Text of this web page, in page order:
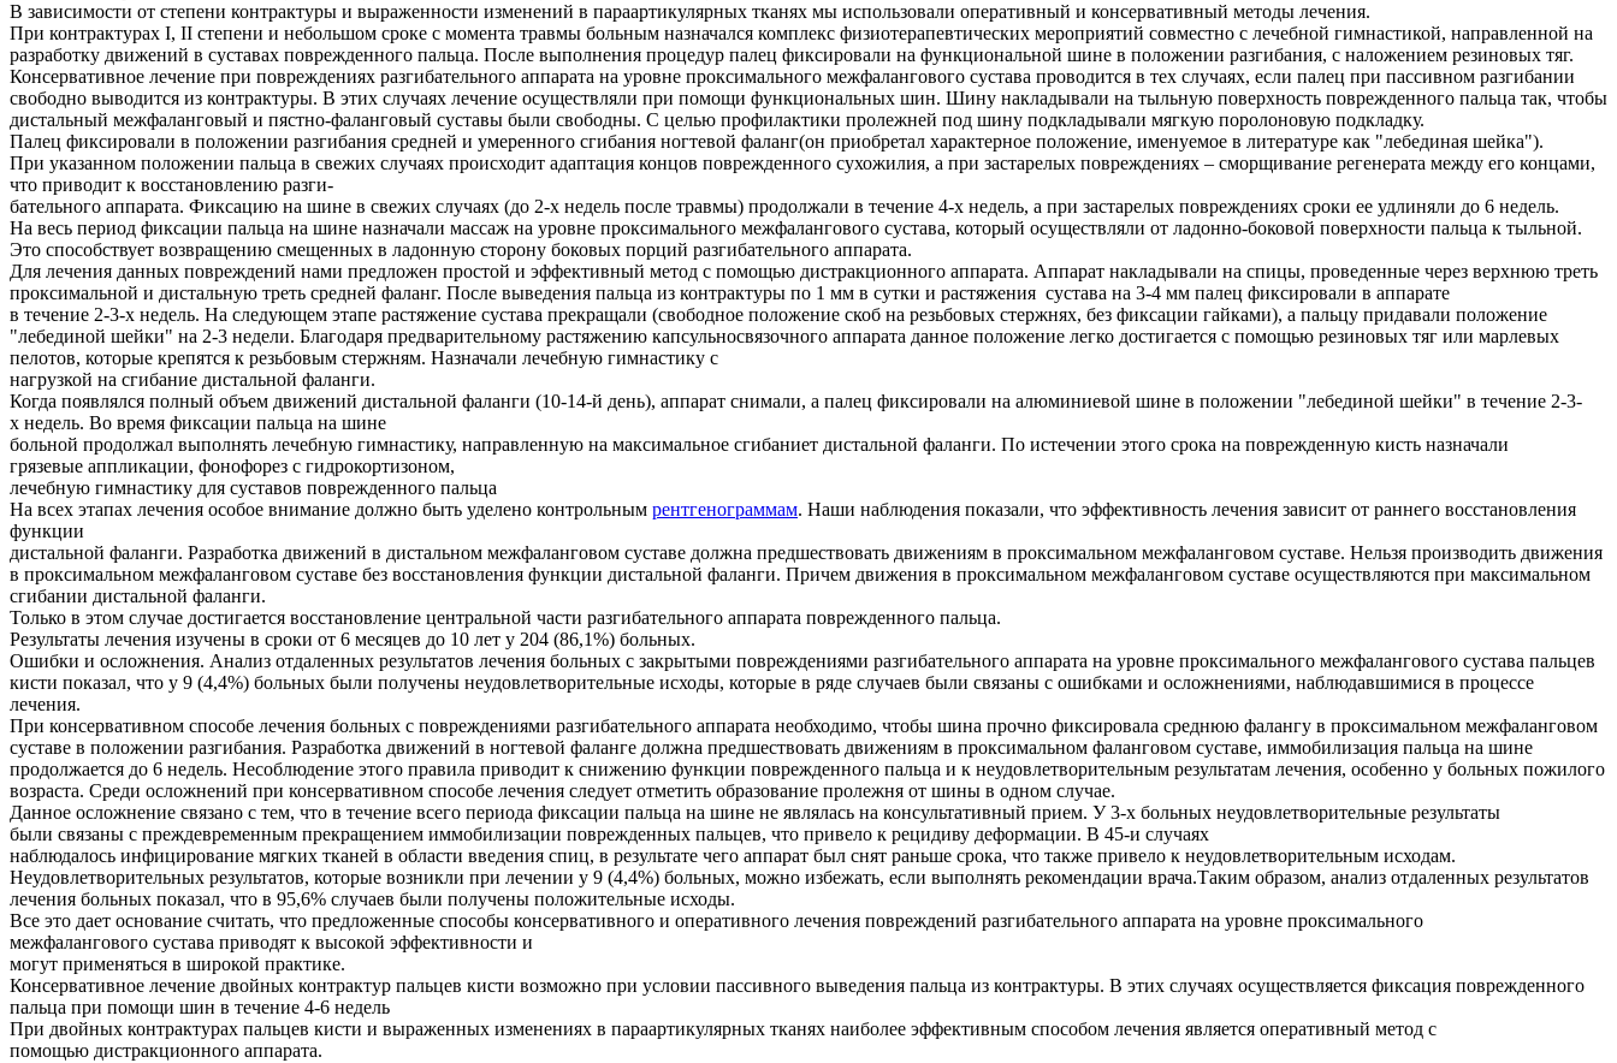
В зависимости от степени контрактуры и выраженности изменений в параартикулярных тканях мы использовали оперативный и консервативный методы лечения.
При контрактурах I, II степени и небольшом сроке с момента травмы больным назначался комплекс физиотерапевтических мероприятий совместно с лечебной гимнастикой, направленной на
разработку движений в суставах поврежденного пальца. После выполнения процедур палец фиксировали на функциональной шине в положении разгибания, с наложением резиновых тяг.
Консервативное лечение при повреждениях разгибательного аппарата на уровне проксимального межфалангового сустава проводится в тех случаях, если палец при пассивном разгибании
свободно выводится из контрактуры. В этих случаях лечение осуществляли при помощи функциональных шин. Шину накладывали на тыльную поверхность поврежденного пальца так, чтобы
дистальный межфаланговый и пястно-фаланговый суставы были свободны. С целью профилактики пролежней под шину подкладывали мягкую поролоновую подкладку.
Палец фиксировали в положении разгибания средней и умеренного сгибания ногтевой фаланг(он приобретал характерное положение, именуемое в литературе как "лебединая шейка").
При указанном положении пальца в свежих случаях происходит адаптация концов поврежденного сухожилия, а при застарелых повреждениях – сморщивание регенерата между его концами,
что приводит к восстановлению разги-
бательного аппарата. Фиксацию на шине в свежих случаях (до 2-х недель после травмы) продолжали в течение 4-х недель, а при застарелых повреждениях сроки ее удлиняли до 6 недель.
На весь период фиксации пальца на шине назначали массаж на уровне проксимального межфалангового сустава, который осуществляли от ладонно-боковой поверхности пальца к тыльной.
Это способствует возвращению смещенных в ладонную сторону боковых порций разгибательного аппарата.
Для лечения данных повреждений нами предложен простой и эффективный метод с помощью дистракционного аппарата. Аппарат накладывали на спицы, проведенные через верхнюю треть
проксимальной и дистальную треть средней фаланг. После выведения пальца из контрактуры по 1 мм в сутки и растяжения сустава на 3-4 мм палец фиксировали в аппарате
в течение 2-3-х недель. На следующем этапе растяжение сустава прекращали (свободное положение скоб на резьбовых стержнях, без фиксации гайками), а пальцу придавали положение
"лебединой шейки" на 2-3 недели. Благодаря предварительному растяжению капсульносвязочного аппарата данное положение легко достигается с помощью резиновых тяг или марлевых
пелотов, которые крепятся к резьбовым стержням. Назначали лечебную гимнастику с
нагрузкой на сгибание дистальной фаланги.
Когда появлялся полный объем движений дистальной фаланги (10-14-й день), аппарат снимали, а палец фиксировали на алюминиевой шине в положении "лебединой шейки" в течение 2-3-
х недель. Во время фиксации пальца на шине
больной продолжал выполнять лечебную гимнастику, направленную на максимальное сгибаниет дистальной фаланги. По истечении этого срока на поврежденную кисть назначали
грязевые аппликации, фонофорез с гидрокортизоном,
лечебную гимнастику для суставов поврежденного пальца
На всех этапах лечения особое внимание должно быть уделено контрольным рентгенограммам. Наши наблюдения показали, что эффективность лечения зависит от раннего восстановления
функции
дистальной фаланги. Разработка движений в дистальном межфаланговом суставе должна предшествовать движениям в проксимальном межфаланговом суставе. Нельзя производить движения
в проксимальном межфаланговом суставе без восстановления функции дистальной фаланги. Причем движения в проксимальном межфаланговом суставе осуществляются при максимальном
сгибании дистальной фаланги.
Только в этом случае достигается восстановление центральной части разгибательного аппарата поврежденного пальца.
Результаты лечения изучены в сроки от 6 месяцев до 10 лет у 204 (86,1%) больных.
Ошибки и осложнения. Анализ отдаленных результатов лечения больных с закрытыми повреждениями разгибательного аппарата на уровне проксимального межфалангового сустава пальцев
кисти показал, что у 9 (4,4%) больных были получены неудовлетворительные исходы, которые в ряде случаев были связаны с ошибками и осложнениями, наблюдавшимися в процессе
лечения.
При консервативном способе лечения больных с повреждениями разгибательного аппарата необходимо, чтобы шина прочно фиксировала среднюю фалангу в проксимальном межфаланговом
суставе в положении разгибания. Разработка движений в ногтевой фаланге должна предшествовать движениям в проксимальном фаланговом суставе, иммобилизация пальца на шине
продолжается до 6 недель. Несоблюдение этого правила приводит к снижению функции поврежденного пальца и к неудовлетворительным результатам лечения, особенно у больных пожилого
возраста. Среди осложнений при консервативном способе лечения следует отметить образование пролежня от шины в одном случае.
Данное осложнение связано с тем, что в течение всего периода фиксации пальца на шине не являлась на консультативный прием. У 3-х больных неудовлетворительные результаты
были связаны с преждевременным прекращением иммобилизации поврежденных пальцев, что привело к рецидиву деформации. В 45-и случаях
наблюдалось инфицирование мягких тканей в области введения спиц, в результате чего аппарат был снят раньше срока, что также привело к неудовлетворительным исходам.
Неудовлетворительных результатов, которые возникли при лечении у 9 (4,4%) больных, можно избежать, если выполнять рекомендации врача.Таким образом, анализ отдаленных результатов
лечения больных показал, что в 95,6% случаев были получены положительные исходы.
Все это дает основание считать, что предложенные способы консервативного и оперативного лечения повреждений разгибательного аппарата на уровне проксимального
межфалангового сустава приводят к высокой эффективности и
могут применяться в широкой практике.
Консервативное лечение двойных контрактур пальцев кисти возможно при условии пассивного выведения пальца из контрактуры. В этих случаях осуществляется фиксация поврежденного
пальца при помощи шин в течение 4-6 недель
При двойных контрактурах пальцев кисти и выраженных изменениях в параартикулярных тканях наиболее эффективным способом лечения является оперативный метод с
помощью дистракционного аппарата.